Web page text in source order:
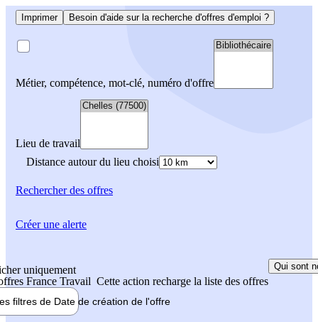
Imprimer Besoin d'aide sur la recherche d'offres d'emploi ?
Métier, compétence, mot-clé, numéro d'offre
Lieu de travail
Distance autour du lieu choisi
Rechercherdes offres
uniquement
France Travail Cette action recharge la liste des offres
Qui sont
filtres de Date de création de l'offre
Créer une alerte